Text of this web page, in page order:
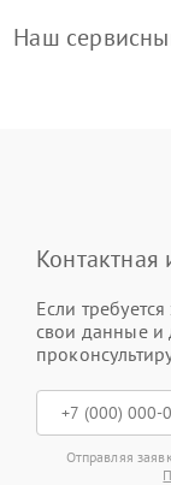
Наш
Если
свои данные и
Отправляя